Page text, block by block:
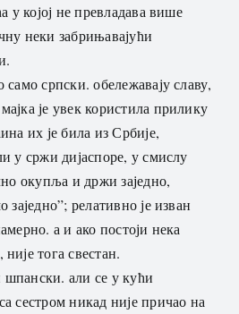
у којој не превладава више
неки забрињавајући
српски. обележавају славу,
је увек користила прилику
их је била из Србије,
у сржи дијаспоре, у смислу
окупља и држи заједно,
заједно”; релативно је изван
а и ако постоји нека
тога свестан.
али се у кући
сестром никад није причао на